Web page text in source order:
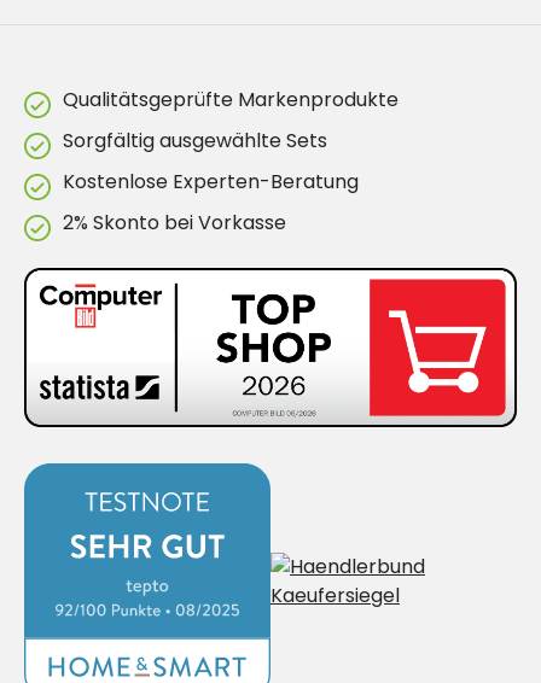
Qualitätsgeprüfte Markenprodukte
Sorgfältig ausgewählte Sets
Kostenlose Experten-Beratung
2% Skonto bei Vorkasse